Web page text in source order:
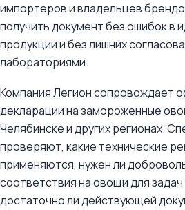
импортеров и владельцев
получить документ без ошибок в
продукции и без лишних
лабораториями.
Компания Легион сопровождает
декларации на замороженные
Челябинске и других регионах.
проверяют, какие технические
применяются, нужен ли
соответствия на овощи для
достаточно ли действующей